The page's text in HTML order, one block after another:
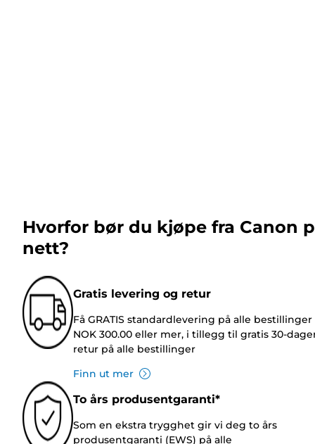
Hvorfor bør du kjøpe fra Canon
nett?
Gratis levering og retur
Få GRATIS standardlevering på alle bestillinger
NOK 300.00 eller mer, i tillegg til gratis 30-
retur på alle bestillinger
Finn ut mer
To års produsentgaranti*
Som en ekstra trygghet gir vi deg to års
produsentgaranti (EWS) på alle